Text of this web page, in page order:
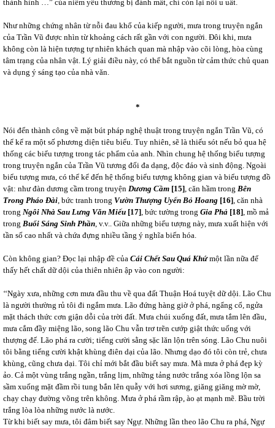
thành hình …” của niềm yêu thương bị đánh mất, chỉ còn lại nỗi u uất.
Như những chứng nhân từ nỗi đau khổ của kiếp người, mưa trong truyện ngắn
của Trần Vũ được nhìn từ khoảng cách rất gần với con người. Đôi khi, mưa
không còn là hiện tượng tự nhiên khách quan mà nhập vào cõi lòng, hòa cùng
tâm trạng của nhân vật. Lý giải điều này, có thể bắt nguồn từ cảm thức chủ quan
và dụng ý sáng tạo của nhà văn.
*
Nói đến thành công về mặt bút pháp nghệ thuật trong truyện ngắn Trần Vũ, có
thể kể ra một số phương diện tiêu biểu. Tuy nhiên, sẽ là thiếu sót nếu bỏ qua hệ
thống các biểu tượng trong tác phẩm của anh. Nhìn chung hệ thống biểu tượng
trong truyện ngắn của Trần Vũ tương đối đa dạng, độc đáo và sinh động. Ngoài
biểu tượng mưa, có thể kể đến hệ thống biểu tượng không gian và biểu tượng đồ
vật: như đàn dương cầm trong truyện Dương Cầm [15], căn hầm trong Bên
Trong Pháo Đài, bức tranh trong Vườn Thượng Uyển Bỏ Hoang [16], căn nhà
trong Ngôi Nhà Sau Lưng Văn Miếu [17], bức tường trong Gia Phả [18], mồ mả
trong Buổi Sáng Sinh Phần, v.v.. Giữa những biểu tượng này, mưa xuất hiện với
tần số cao nhất và chứa đựng nhiều tầng ý nghĩa biến hóa.
Còn không gian? Đọc lại nhập đề của Cái Chết Sau Quá Khứ một lần nữa để
thấy hết chất dữ dội của thiên nhiên ập vào con người:
‘‘Ngày xưa, những cơn mưa đầu thu về qua đất Thuận Hoá tuyệt dữ dội. Lão Chu
là người thường rủ tôi đi ngắm mưa. Lão đứng hàng giờ ở phá, ngẩng cổ, ngửa
mặt thách thức cơn giận dỗi của trời đất. Mưa chúi xuống đất, mưa tắm lên đầu,
mưa cắm đầy miệng lão, song lão Chu vẫn trơ trẽn cướp giật thức uống với
thượng đế. Lão phá ra cười; tiếng cười sằng sặc lăn lộn trên sóng. Lão Chu nuôi
tôi bằng tiếng cười khật khùng điên dại của lão. Nhưng dạo đó tôi còn trẻ, chưa
khùng, cũng chưa dại. Tôi chỉ mới bắt đầu biết say mưa. Mà mưa ở phá đẹp kỳ
ảo. Cả một vùng trắng ngần, trắng lịm, những tảng nước trắng xóa lồng lộn sa
sầm xuống mặt đầm rồi tung bắn lên quẫy với hơi sương, giăng giăng mờ mờ,
chạy chạy đường võng trên không. Mưa ở phá rầm rập, ào ạt mạnh mẽ. Bầu trời
trắng lòa lòa những nước là nước.
Từ khi biết say mưa, tôi đâm biết say Ngự. Những lần theo lão Chu ra phá, Ngự